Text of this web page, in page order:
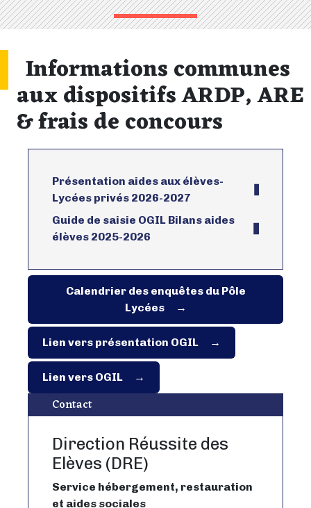
Informations communes
aux dispositifs ARDP, ARE
& frais de concours
Présentation aides aux élèves-
Lycées privés 2026-2027
Guide de saisie OGIL Bilans aides
élèves 2025-2026
Calendrier des enquêtes du Pôle
Lycées
Lien vers présentation OGIL
Lien vers OGIL
Contact
Direction Réussite des
Elèves (DRE)
Service hébergement, restauration
et aides sociales